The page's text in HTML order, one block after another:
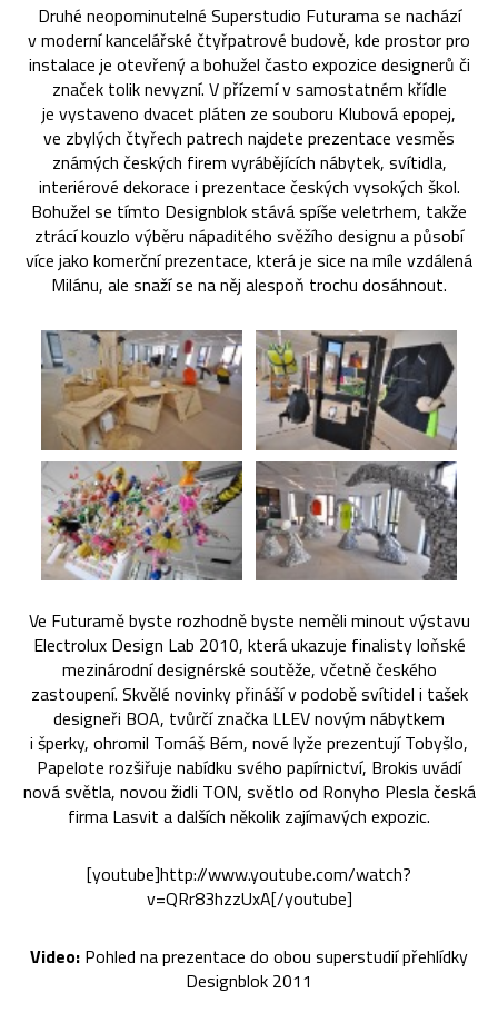
Druhé neopominutelné Superstudio Futurama se nachází
v moderní kancelářské čtyřpatrové budově, kde prostor pro
instalace je otevřený a bohužel často expozice designerů či
značek tolik nevyzní. V přízemí v samostatném křídle
je vystaveno dvacet pláten ze souboru Klubová epopej,
ve zbylých čtyřech patrech najdete prezentace vesměs
známých českých firem vyrábějících nábytek, svítidla,
interiérové dekorace i prezentace českých vysokých škol.
Bohužel se tímto Designblok stává spíše veletrhem, takže
ztrácí kouzlo výběru nápaditého svěžího designu a působí
více jako komerční prezentace, která je sice na míle vzdálená
Milánu, ale snaží se na něj alespoň trochu dosáhnout.
Ve Futuramě byste rozhodně byste neměli minout výstavu
Electrolux Design Lab 2010, která ukazuje finalisty loňské
mezinárodní designérské soutěže, včetně českého
zastoupení. Skvělé novinky přináší v podobě svítidel i tašek
designeři BOA, tvůrčí značka LLEV novým nábytkem
i šperky, ohromil Tomáš Bém, nové lyže prezentují Tobyšlo,
Papelote rozšiřuje nabídku svého papírnictví, Brokis uvádí
nová světla, novou židli TON, světlo od Ronyho Plesla česká
firma Lasvit a dalších několik zajímavých expozic.
[youtube]http://www.youtube.com/watch?
v=QRr83hzzUxA[/youtube]
Video: Pohled na prezentace do obou superstudií přehlídky
Designblok 2011